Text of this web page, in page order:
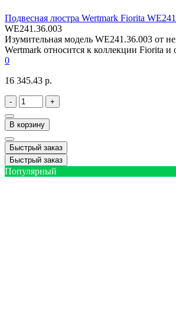
Подвесная люстра Wertmark Fiorita
WE241.36.003
Изумительная модель WE241.36.003 от
Wertmark относится к коллекции Fiorita и
0
16 345.43 р.
- +
В корзину
Быстрый заказ
Быстрый заказ
Популярный